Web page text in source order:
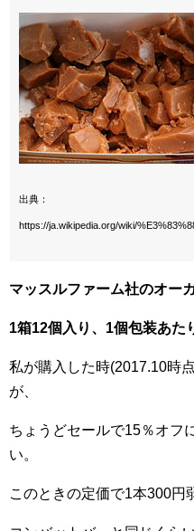
出典：
https://ja.wikipedia.org/wiki/
マッスルファーム社のオー
1箱12個入り、1個包装あた
私が購入した時(2017.10時
が、
ちょうどセールで15％オフ
い。
このときの定価で1本300円